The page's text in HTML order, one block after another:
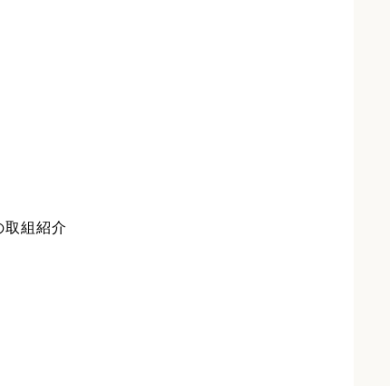
取組紹介